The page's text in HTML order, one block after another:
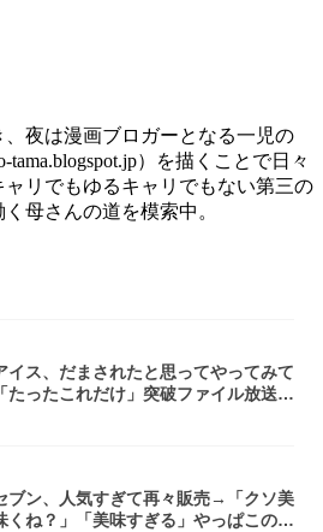
夜は漫画ブロガーとなる一児の
）を描くことで日々
リでもゆるキャリでもない第三の
母さんの道を模索中。
イス、だまされたと思ってやってみて
「たったこれだけ」突破ファイル放送で
ブン、人気すぎて再々販売→「クソ美
くね？」「美味すぎる」やっぱこのク